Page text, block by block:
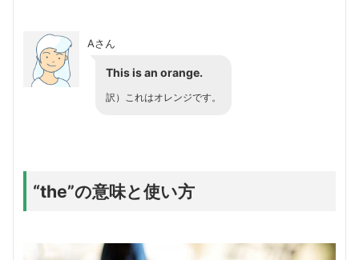
Aさん
This is an orange.
訳）これはオレンジです。
“the”の意味と使い方